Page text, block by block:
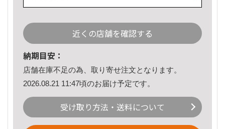
近くの店舗を確認する
納期目安：
店舗在庫不足の為、取り寄せ注文となります。
2026.08.21 11:47頃のお届け予定です。
受け取り方法・送料について